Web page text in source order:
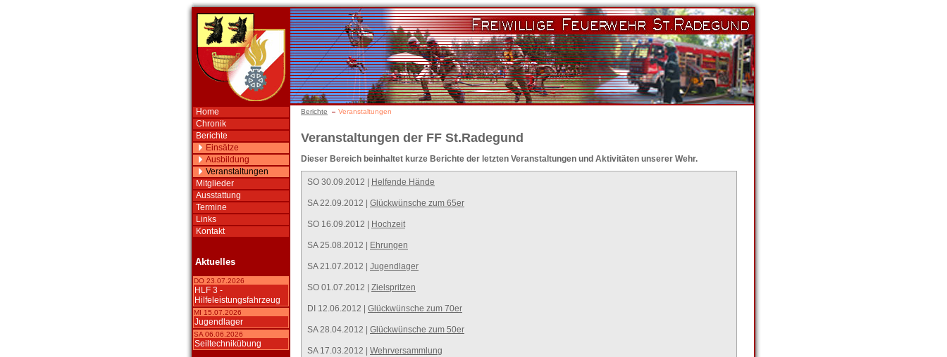
Berichte Veranstaltungen
Veranstaltungen der FF St.Radegund
Dieser Bereich beinhaltet kurze Berichte der letzten Veranstaltungen und Aktivitäten unserer Wehr.
SO 30.09.2012 | Helfende Hände
SA 22.09.2012 | Glückwünsche zum 65er
SO 16.09.2012 | Hochzeit
SA 25.08.2012 | Ehrungen
SA 21.07.2012 | Jugendlager
SO 01.07.2012 | Zielspritzen
DI 12.06.2012 | Glückwünsche zum 70er
SA 28.04.2012 | Glückwünsche zum 50er
SA 17.03.2012 | Wehrversammlung
Home
Chronik
Berichte
Einsätze
Ausbildung
Veranstaltungen
Mitglieder
Ausstattung
Termine
Links
Kontakt
Aktuelles
DO 23.07.2026
HLF 3 -
Hilfeleistungsfahrzeug
MI 15.07.2026
Jugendlager
SA 06.06.2026
Seiltechnikübung